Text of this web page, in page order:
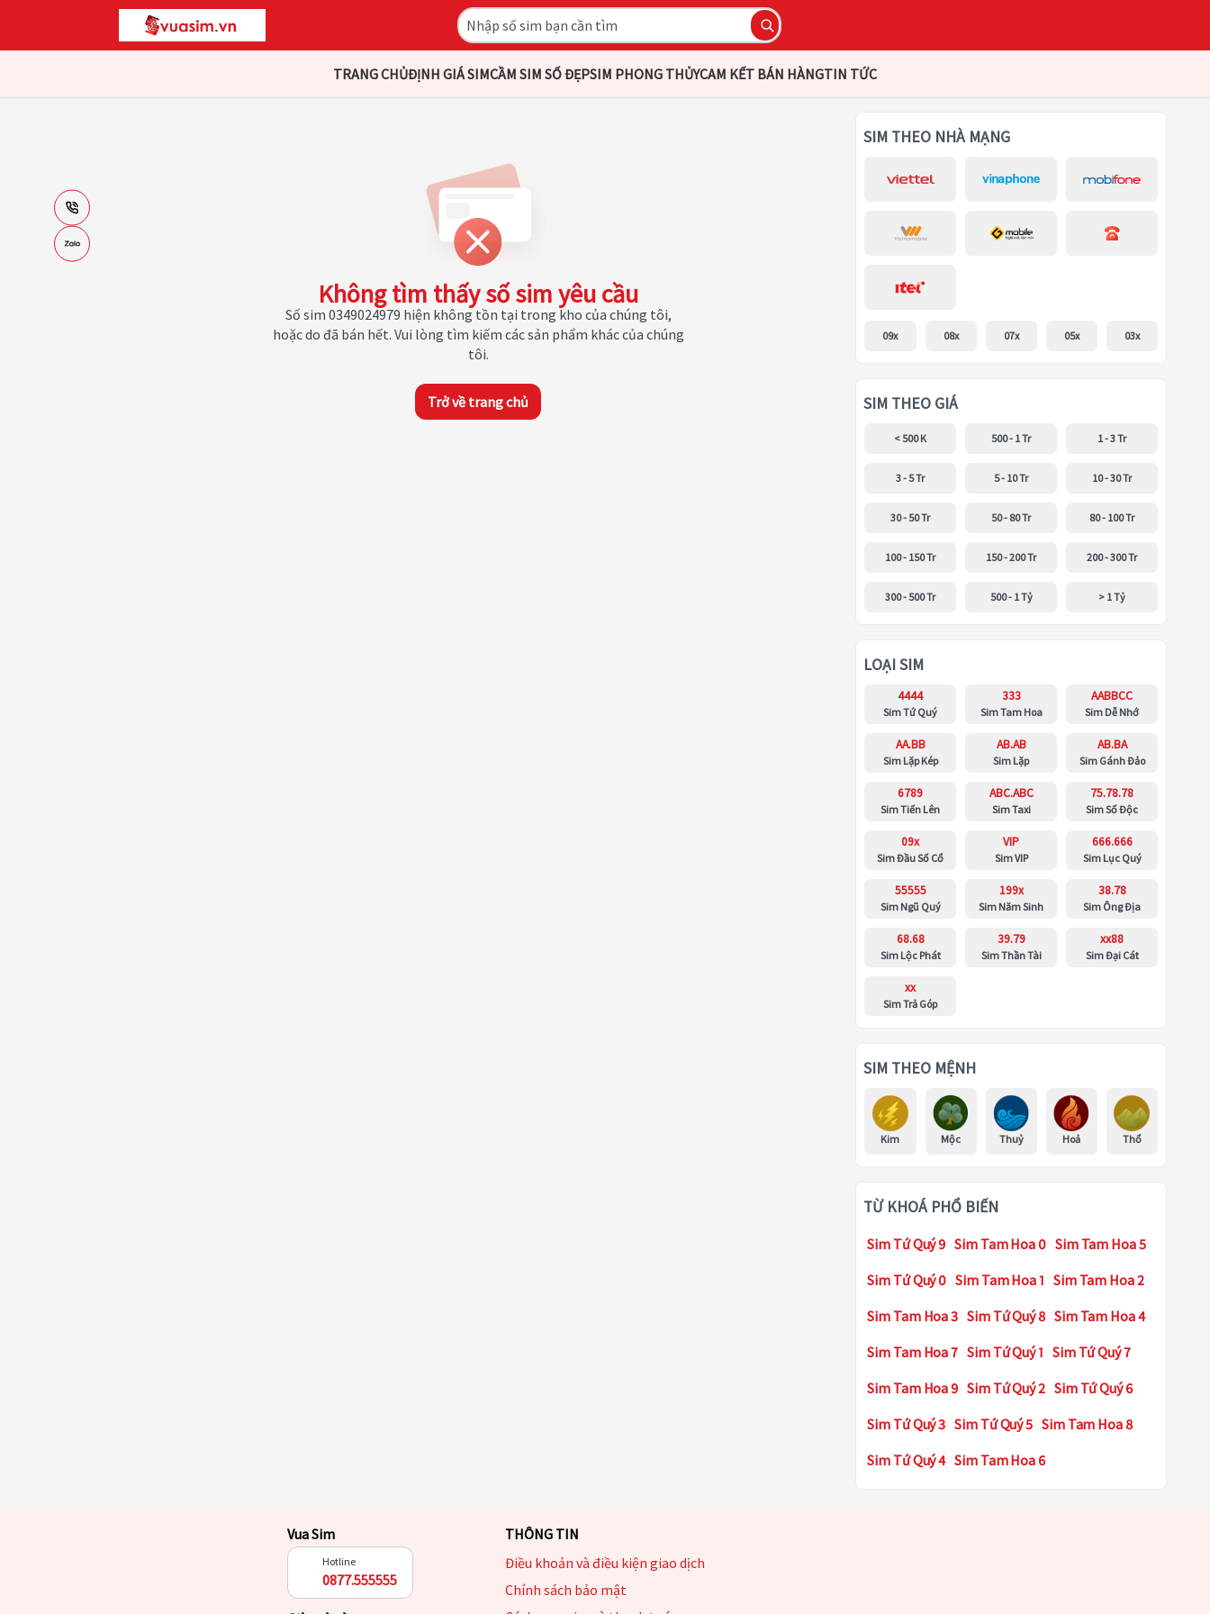
TRANG CHỦĐỊNH GIÁ SIMCẦM SIM SỐ ĐẸPSIM PHONG THỦYCAM KẾT BÁN HÀNGTIN TỨC
Không tìm thấy số sim yêu cầu
Số sim 0349024979 hiện không tồn tại trong kho của chúng tôi,
hoặc do đã bán hết. Vui lòng tìm kiếm các sản phẩm khác của chúng
tôi.
Trở về trang chủ
SIM THEO NHÀ MẠNG
09x 08x 07x 05x 03x
SIM THEO GIÁ
< 500 K 500 - 1 Tr 1 - 3 Tr
3 - 5 Tr 5 - 10 Tr 10 - 30 Tr
30 - 50 Tr 50 - 80 Tr 80 - 100 Tr
100 - 150 Tr 150 - 200 Tr 200 - 300 Tr
300 - 500 Tr 500 - 1 Tỷ > 1 Tỷ
LOẠI SIM
4444
Sim Tứ Quý
333
Sim Tam Hoa
AABBCC
Sim Dễ Nhớ
AA.BB
Sim Lặp Kép
AB.AB
Sim Lặp
AB.BA
Sim Gánh Đảo
6789
Sim Tiến Lên
ABC.ABC
Sim Taxi
75.78.78
Sim Số Độc
09x
Sim Đầu Số Cổ
VIP
Sim VIP
666.666
Sim Lục Quý
55555
Sim Ngũ Quý
199x
Sim Năm Sinh
38.78
Sim Ông Địa
68.68
Sim Lộc Phát
39.79
Sim Thần Tài
xx88
Sim Đại Cát
xx
Sim Trả Góp
SIM THEO MỆNH
Kim Mộc Thuỷ Hoả Thổ
TỪ KHOÁ PHỔ BIẾN
Sim Tứ Quý 9 Sim Tam Hoa 0 Sim Tam Hoa 5
Sim Tứ Quý 0 Sim Tam Hoa 1 Sim Tam Hoa 2
Sim Tam Hoa 3 Sim Tứ Quý 8 Sim Tam Hoa 4
Sim Tam Hoa 7 Sim Tứ Quý 1 Sim Tứ Quý 7
Sim Tam Hoa 9 Sim Tứ Quý 2 Sim Tứ Quý 6
Sim Tứ Quý 3 Sim Tứ Quý 5 Sim Tam Hoa 8
Sim Tứ Quý 4 Sim Tam Hoa 6
Vua Sim
Hotline
0877.555555
THÔNG TIN
Điều khoản và điều kiện giao dịch
Chính sách bảo mật